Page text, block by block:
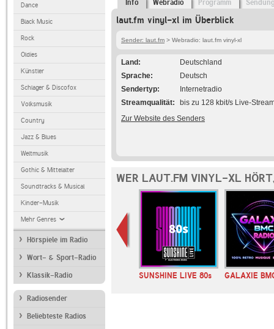
Dance
Black Music
Rock
Oldies
Künstler
Schlager & Discofox
Volksmusik
Country
Jazz & Blues
Weltmusik
Gothic & Mittelalter
Soundtracks & Musical
Kinder-Musik
Mehr Genres
Hörspiele im Radio
Wort- & Sport-Radio
Klassik-Radio
Radiosender
Beliebteste Radios
Info Webradio Programm
laut.fm vinyl-xl im Überblick
Sender: laut.fm > Webradio: laut.fm vinyl-xl
Land
Deutschland
Sprache
Deutsch
Sendertyp
Internetradio
Streamqualität
bis zu 128 kbit/s Live-
Zur Website des Senders
WER LAUT.FM VINYL-XL
SUNSHINE LIVE 80s GALAXIE